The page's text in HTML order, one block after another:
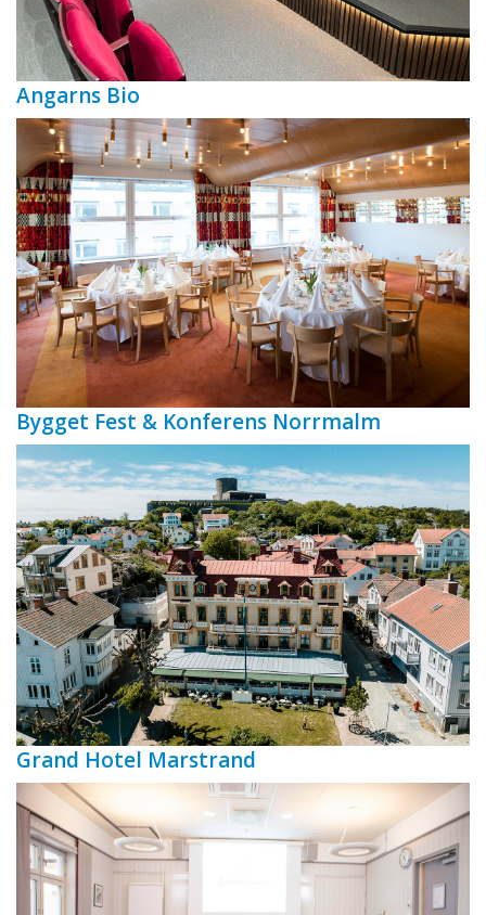
Angarns Bio
Bygget Fest & Konferens Norrmalm
Grand Hotel Marstrand